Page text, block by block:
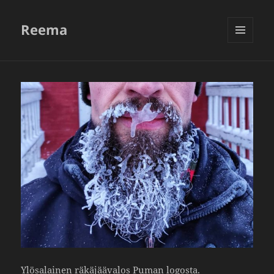
Reema
Ylösa­lainen räkä­jää­valos Puman logosta.